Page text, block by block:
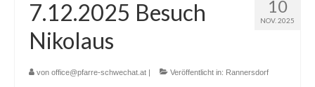
10
NOV. 2025
7.12.2025 Besuch
Nikolaus
von office@pfarre-schwechat.at | Veröffentlicht in: Rannersdorf